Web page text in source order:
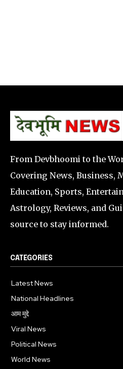
From Devbhoomi to the
Covering News, Business,
Education, Sports,
Astrology, Reviews, and
source to stay informed.
CATEGORIES
Latest News
National Headlines
आम मुद्दे
Viral News
Political News
World News